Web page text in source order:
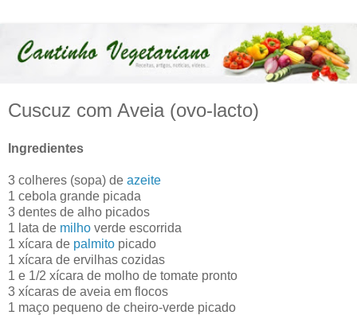
Cuscuz com Aveia (ovo-lacto)
Ingredientes
3 colheres (sopa) de azeite
1 cebola grande picada
3 dentes de alho picados
1 lata de milho verde escorrida
1 xícara de palmito picado
1 xícara de ervilhas cozidas
1 e 1/2 xícara de molho de tomate pronto
3 xícaras de aveia em flocos
1 maço pequeno de cheiro-verde picado